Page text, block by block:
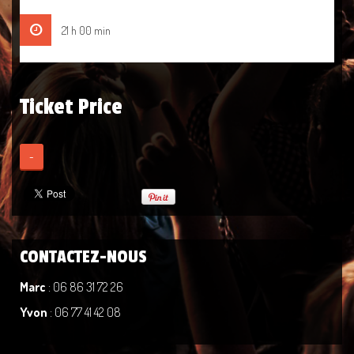
21 h 00 min
Ticket Price
-
CONTACTEZ-NOUS
Marc : 06 86 31 72 26
Yvon : 06 77 41 42 08